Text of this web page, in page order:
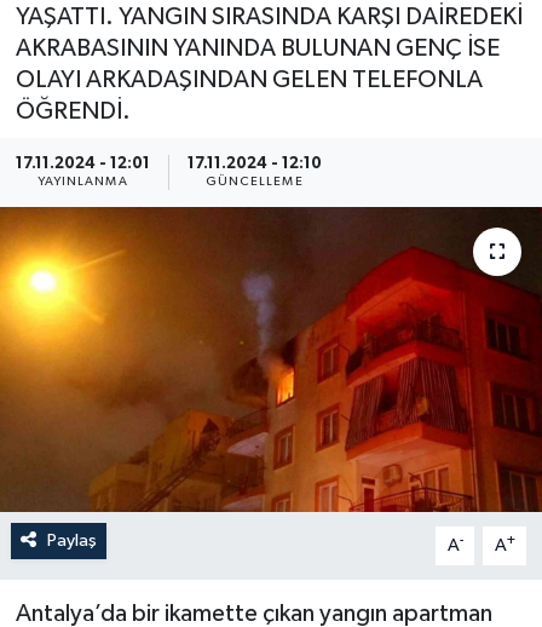
YAŞATTI. YANGIN SIRASINDA KARŞI DAİREDEKİ
AKRABASININ YANINDA BULUNAN GENÇ İSE
OLAYI ARKADAŞINDAN GELEN TELEFONLA
ÖĞRENDİ.
17.11.2024 - 12:01
YAYINLANMA
17.11.2024 - 12:10
GÜNCELLEME
Paylaş A- A+
Antalya’da bir ikamette çıkan yangın apartman